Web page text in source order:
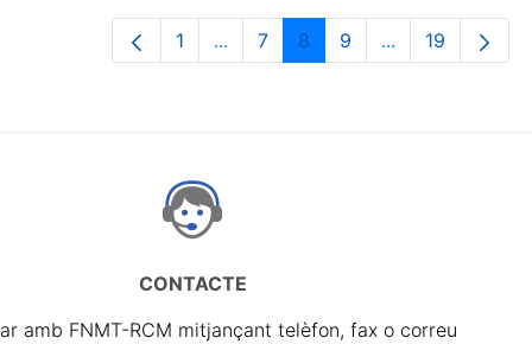
Pàgina
1 ...Pàgines intermèdies Utilitzeu TAB
Pàgina
7 Pàgina
8 Pàgina
9 ...PàginesPàgina
19
CONTACTE
amb FNMT-RCM mitjançant telèfon, fax o correu